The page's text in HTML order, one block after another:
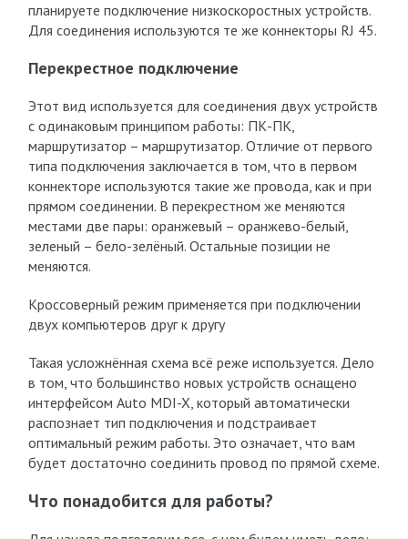
планируете подключение низкоскоростных устройств.
Для соединения используются те же коннекторы RJ 45.
Перекрестное подключение
Этот вид используется для соединения двух устройств
с одинаковым принципом работы: ПК-ПК,
маршрутизатор – маршрутизатор. Отличие от первого
типа подключения заключается в том, что в первом
коннекторе используются такие же провода, как и при
прямом соединении. В перекрестном же меняются
местами две пары: оранжевый – оранжево-белый,
зеленый – бело-зелёный. Остальные позиции не
меняются.
Кроссоверный режим применяется при подключении
двух компьютеров друг к другу
Такая усложнённая схема всё реже используется. Дело
в том, что большинство новых устройств оснащено
интерфейсом Auto MDI-X, который автоматически
распознает тип подключения и подстраивает
оптимальный режим работы. Это означает, что вам
будет достаточно соединить провод по прямой схеме.
Что понадобится для работы?